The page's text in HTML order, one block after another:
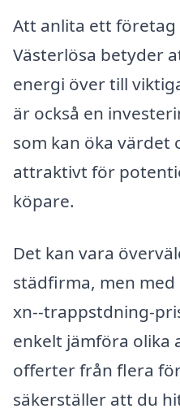
Att anlita ett
Västerlösa betyder
energi över till
är också en
som kan öka värdet
attraktivt för
köpare.
Det kan vara
städfirma, men
xn--trappstdning-
enkelt jämföra olika
offerter från flera
säkerställer att du